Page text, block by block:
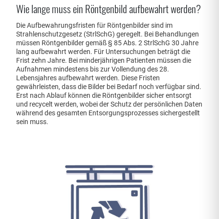
Wie lange muss ein Röntgenbild aufbewahrt werden?
Die Aufbewahrungsfristen für Röntgenbilder sind im
Strahlenschutzgesetz (StrlSchG) geregelt. Bei Behandlungen
müssen Röntgenbilder gemäß § 85 Abs. 2 StrlSchG 30 Jahre
lang aufbewahrt werden. Für Untersuchungen beträgt die
Frist zehn Jahre. Bei minderjährigen Patienten müssen die
Aufnahmen mindestens bis zur Vollendung des 28.
Lebensjahres aufbewahrt werden. Diese Fristen
gewährleisten, dass die Bilder bei Bedarf noch verfügbar sind.
Erst nach Ablauf können die Röntgenbilder sicher entsorgt
und recycelt werden, wobei der Schutz der persönlichen Daten
während des gesamten Entsorgungsprozesses sichergestellt
sein muss.